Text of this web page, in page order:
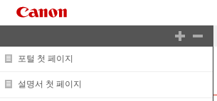
포털 첫 페이지
설명서 첫 페이지